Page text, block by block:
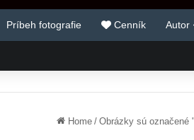
Príbeh fotografie Cenník Autor
Home / Obrázky sú označené